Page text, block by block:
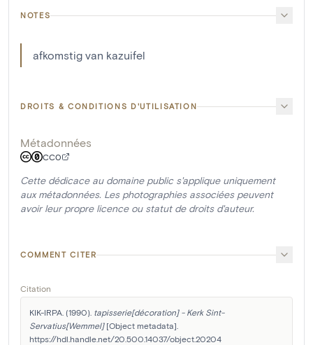
NOTES
afkomstig van kazuifel
DROITS & CONDITIONS D'UTILISATION
Métadonnées
CC0
Cette dédicace au domaine public s'applique uniquement
aux métadonnées. Les photographies associées peuvent
avoir leur propre licence ou statut de droits d'auteur.
COMMENT CITER
Citation
KIK-IRPA. (1990). tapisserie[décoration] - Kerk Sint-
Servatius[Wemmel] [Object metadata].
https://hdl.handle.net/20.500.14037/object.20204